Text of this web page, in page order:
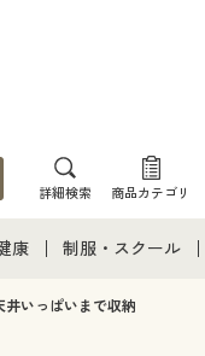
詳細検索 商品カテゴリ
カタログ・
康
康通販すべて
制服・スクール
制服・スクールす
いっぱいまで収納